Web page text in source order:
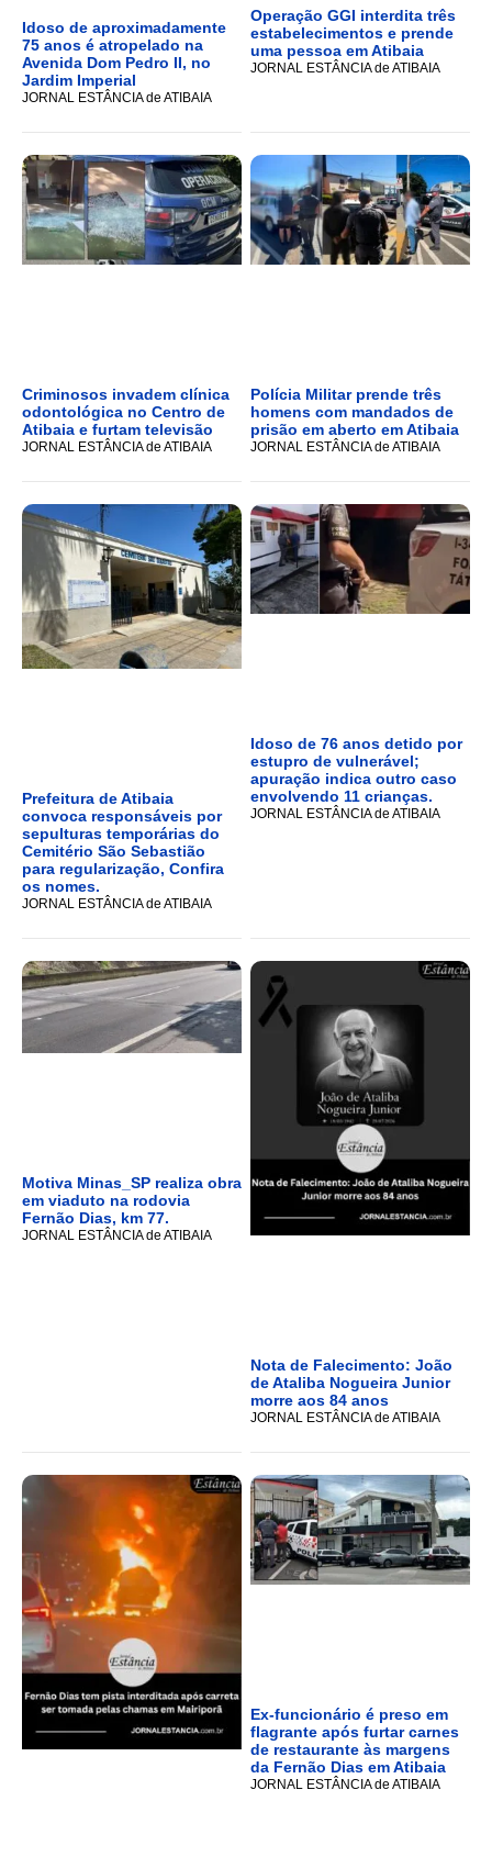
Idoso de aproximadamente
75 anos é atropelado na
Avenida Dom Pedro II, no
Jardim Imperial
JORNAL ESTÂNCIA de ATIBAIA
Operação GGI interdita três
estabelecimentos e prende
uma pessoa em Atibaia
JORNAL ESTÂNCIA de ATIBAIA
Criminosos invadem clínica
odontológica no Centro de
Atibaia e furtam televisão
JORNAL ESTÂNCIA de ATIBAIA
Polícia Militar prende três
homens com mandados de
prisão em aberto em Atibaia
JORNAL ESTÂNCIA de ATIBAIA
Prefeitura de Atibaia
convoca responsáveis por
sepulturas temporárias do
Cemitério São Sebastião
para regularização, Confira
os nomes.
JORNAL ESTÂNCIA de ATIBAIA
Idoso de 76 anos detido por
estupro de vulnerável;
apuração indica outro caso
envolvendo 11 crianças.
JORNAL ESTÂNCIA de ATIBAIA
Motiva Minas_SP realiza obra
em viaduto na rodovia
Fernão Dias, km 77.
JORNAL ESTÂNCIA de ATIBAIA
Nota de Falecimento: João
de Ataliba Nogueira Junior
morre aos 84 anos
JORNAL ESTÂNCIA de ATIBAIA
Ex-funcionário é preso em
flagrante após furtar carnes
de restaurante às margens
da Fernão Dias em Atibaia
JORNAL ESTÂNCIA de ATIBAIA